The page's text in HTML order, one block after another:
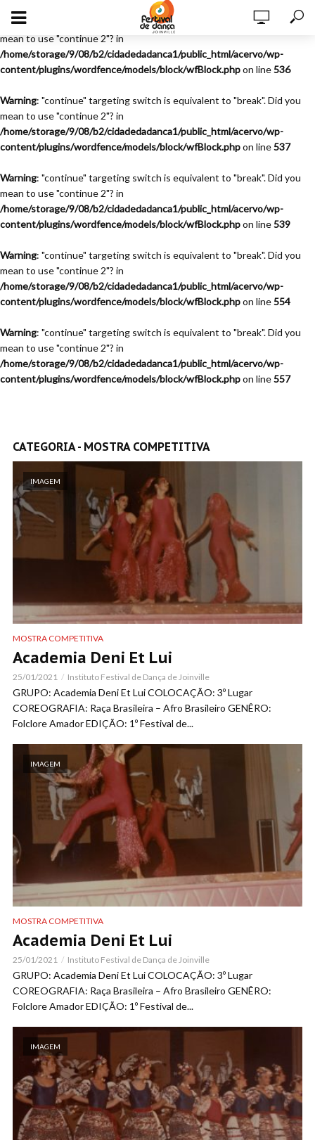
Warning
: "continue" targeting switch is equivalent to "break". Did you
mean to use "continue 2"? in
/home/storage/9/08/b2/cidadedadanca1/public_html/acervo/wp-
content/plugins/wordfence/models/block/wfBlock.phpon line536
Warning: "continue" targeting switch is equivalent to "break". Did you
mean to use "continue 2"? in
/home/storage/9/08/b2/cidadedadanca1/public_html/acervo/wp-
content/plugins/wordfence/models/block/wfBlock.phpon line537
Warning: "continue" targeting switch is equivalent to "break". Did you
mean to use "continue 2"? in
/home/storage/9/08/b2/cidadedadanca1/public_html/acervo/wp-
content/plugins/wordfence/models/block/wfBlock.phpon line539
Warning: "continue" targeting switch is equivalent to "break". Did you
mean to use "continue 2"? in
/home/storage/9/08/b2/cidadedadanca1/public_html/acervo/wp-
content/plugins/wordfence/models/block/wfBlock.phpon line554
Warning: "continue" targeting switch is equivalent to "break". Did you
mean to use "continue 2"? in
/home/storage/9/08/b2/cidadedadanca1/public_html/acervo/wp-
content/plugins/wordfence/models/block/wfBlock.phpon line557
CATEGORIA - MOSTRA COMPETITIVA
IMAGEM
MOSTRA COMPETITIVA
Academia Deni Et Lui
25/01/2021 Instituto Festival de Dança de Joinville
GRUPO: Academia Deni Et Lui COLOCAÇÃO: 3º Lugar
COREOGRAFIA: Raça Brasileira – Afro Brasileiro GENÊRO:
Folclore Amador EDIÇÃO: 1º Festival de...
IMAGEM
MOSTRA COMPETITIVA
Academia Deni Et Lui
25/01/2021 Instituto Festival de Dança de Joinville
GRUPO: Academia Deni Et Lui COLOCAÇÃO: 3º Lugar
COREOGRAFIA: Raça Brasileira – Afro Brasileiro GENÊRO:
Folclore Amador EDIÇÃO: 1º Festival de...
IMAGEM